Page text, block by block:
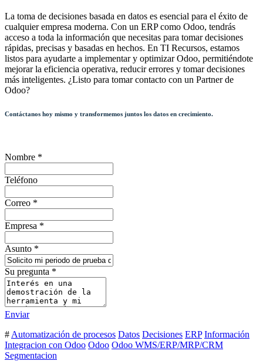
La toma de decisiones basada en datos es esencial para el éxito de
cualquier empresa moderna. Con un ERP como Odoo, tendrás
acceso a toda la información que necesitas para tomar decisiones
rápidas, precisas y basadas en hechos. En TI Recursos, estamos
listos para ayudarte a implementar y optimizar Odoo, permitiéndote
mejorar la eficiencia operativa, reducir errores y tomar decisiones
más inteligentes. ¿Listo para tomar contacto con un Partner de
Odoo?
Contáctanos hoy mismo y transformemos juntos los datos en crecimiento.
Nombre *
Teléfono
Correo *
Empresa *
Asunto *
Su pregunta *
Enviar
# Automatización de procesos Datos Decisiones ERP Información
Integracion con Odoo Odoo Odoo WMS/ERP/MRP/CRM
Segmentacion